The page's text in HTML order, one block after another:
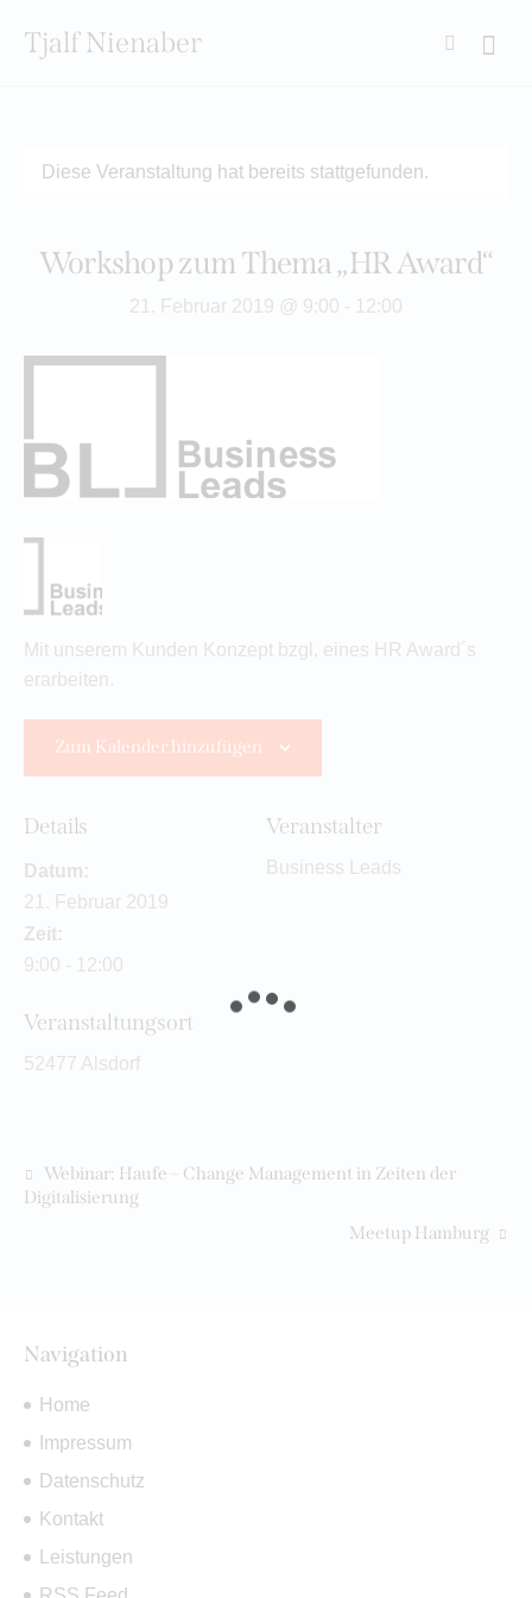
Tjalf Nienaber
Diese Veranstaltung hat bereits stattgefunden.
Workshop zum Thema „HR Award“
21. Februar 2019 @ 9:00 - 12:00
Mit unserem Kunden Konzept bzgl, eines HR Award´s
erarbeiten.
Zum Kalender hinzufügen
Details
Datum:
21. Februar 2019
Zeit:
9:00 - 12:00
Veranstalter
Business Leads
Veranstaltungsort
52477 Alsdorf
Webinar: Haufe – Change Management in Zeiten der
Digitalisierung
Meetup Hamburg
Navigation
Home
Impressum
Datenschutz
Kontakt
Leistungen